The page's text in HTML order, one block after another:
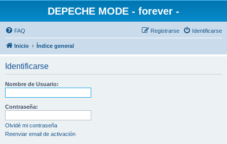
DEPECHE MODE - forever -
FAQ Identificarse
Registrarse
Inicio Índice general
Identificarse
Nombre de Usuario:
Contraseña:
Olvidé mi contraseña
Reenviar email de activación